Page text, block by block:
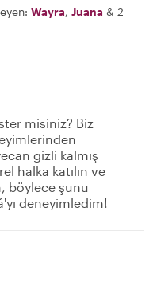
Wayra, Juana & 2
misiniz? Biz
gizli kalmış
halka katılın ve
böylece şunu
deneyimledim!